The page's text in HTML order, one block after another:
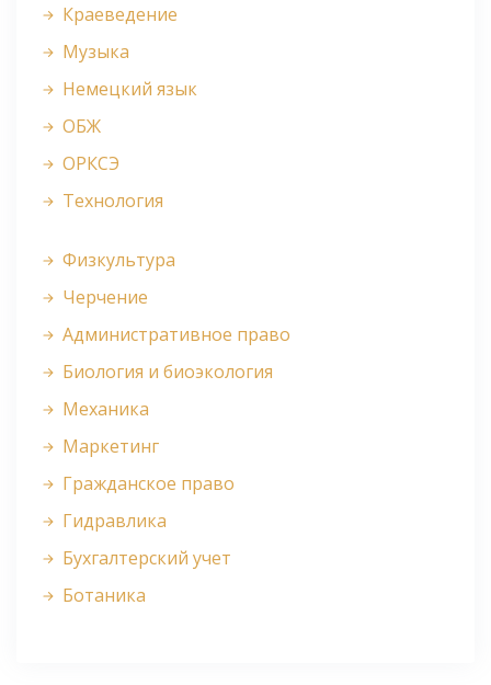
Краеведение
Музыка
Немецкий язык
ОБЖ
ОРКСЭ
Технология
Физкультура
Черчение
Административное право
Биология и биоэкология
Механика
Маркетинг
Гражданское право
Гидравлика
Бухгалтерский учет
Ботаника